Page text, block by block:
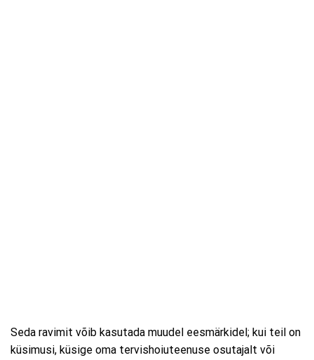
Seda ravimit võib kasutada muudel eesmärkidel; kui teil on
küsimusi, küsige oma tervishoiuteenuse osutajalt või